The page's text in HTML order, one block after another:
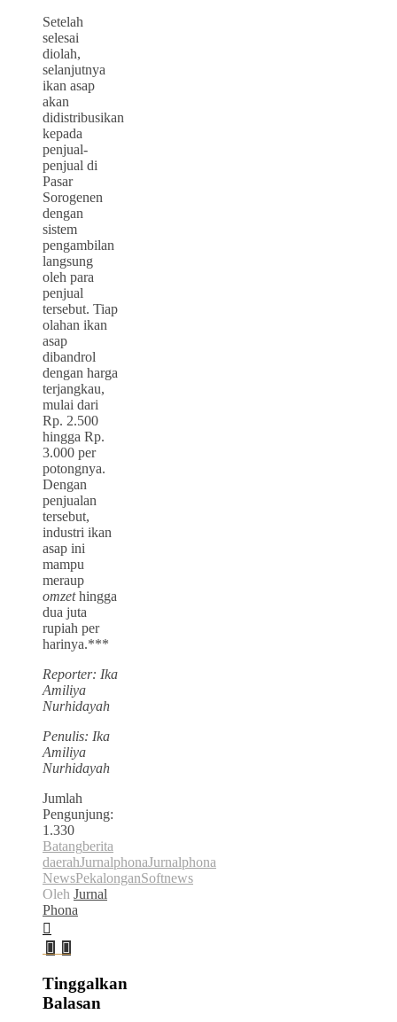
Setelah
selesai
diolah,
selanjutnya
ikan asap
akan
didistribusikan
kepada
penjual-
penjual di
Pasar
Sorogenen
dengan
sistem
pengambilan
langsung
oleh para
penjual
tersebut. Tiap
olahan ikan
asap
dibandrol
dengan harga
terjangkau,
mulai dari
Rp. 2.500
hingga Rp.
3.000 per
potongnya.
Dengan
penjualan
tersebut,
industri ikan
asap ini
mampu
meraup
omzethingga
dua juta
rupiah per
harinya.***
Reporter: Ika
Amiliya
Nurhidayah
Penulis: Ika
Amiliya
Nurhidayah
Jumlah
Pengunjung:
1.330
Batangberita
daerahJurnalphonaJurnalphona
NewsPekalonganSoftnews
Oleh Jurnal
Phona
Tinggalkan
Balasan